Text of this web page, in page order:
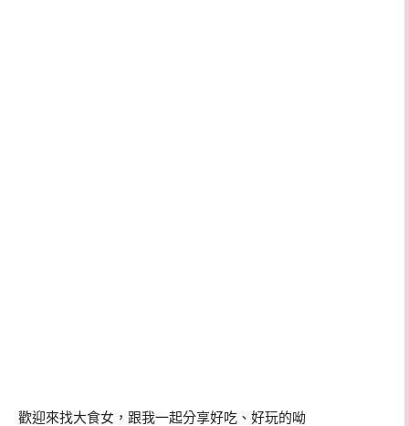
歡迎來找大食女，跟我一起分享好吃、好玩的呦